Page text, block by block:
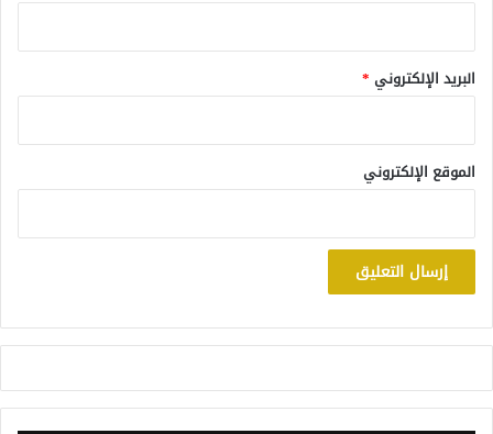
البريد الإلكتروني *
الموقع الإلكتروني